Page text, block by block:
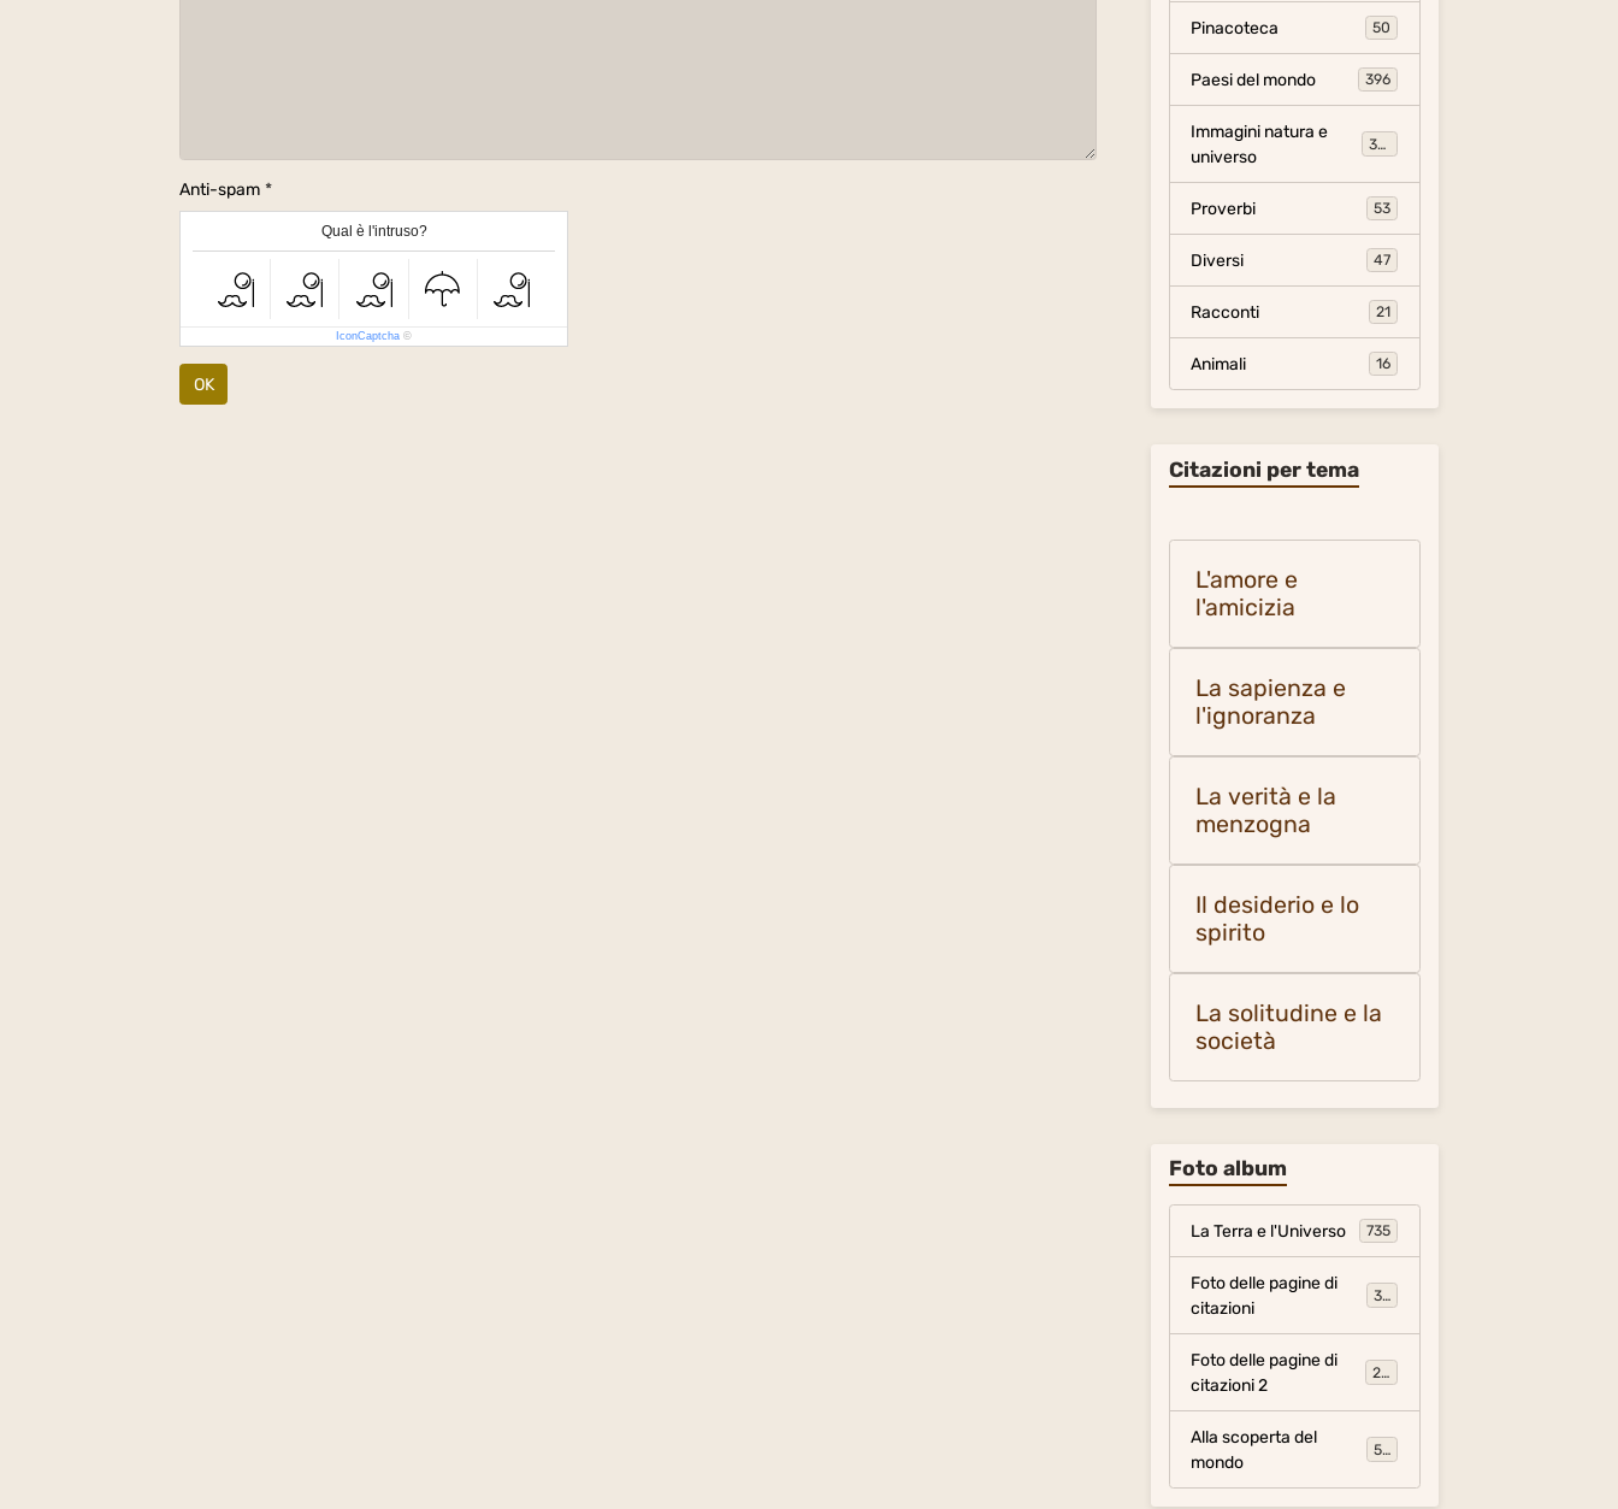
Anti-spam
Qual è l'intruso?
IconCaptcha ©
OK
Pinacoteca 50
Paesi del mondo 396
Immagini natura e
universo
306
Proverbi 53
Diversi 47
Racconti 21
Animali 16
Citazioni per tema
L'amore e
l'amicizia
La sapienza e
l'ignoranza
La verità e la
menzogna
Il desiderio e lo
spirito
La solitudine e la
società
Foto album
La Terra e l'Universo 735
Foto delle pagine di
citazioni
317
Foto delle pagine di
citazioni 2
281
Alla scoperta del
mondo
54